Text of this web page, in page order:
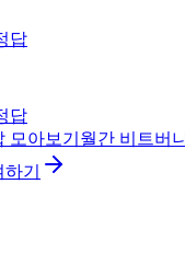
답
답
모아보기 월간 비트버니
기